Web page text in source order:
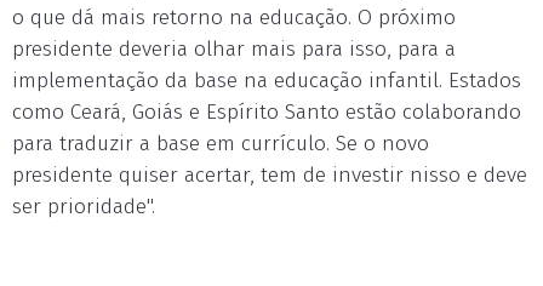
o que dá mais retorno na educação. O próximo
presidente deveria olhar mais para isso, para a
implementação da base na educação infantil. Estados
como Ceará, Goiás e Espírito Santo estão colaborando
para traduzir a base em currículo. Se o novo
presidente quiser acertar, tem de investir nisso e deve
ser prioridade".